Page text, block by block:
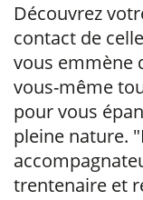
Découvrez
contact de
vous emmène
vous-même
pour vous
pleine nature.
trentenaire et